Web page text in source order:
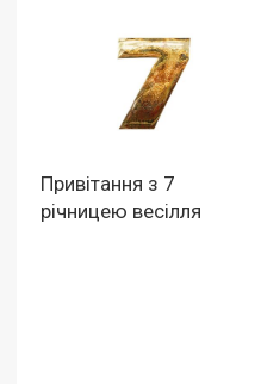
Привітання з 7
річницею весілля